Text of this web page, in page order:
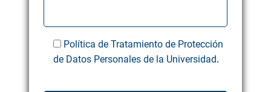
Política de Tratamiento de Protección
de Datos Personales de la Universidad.